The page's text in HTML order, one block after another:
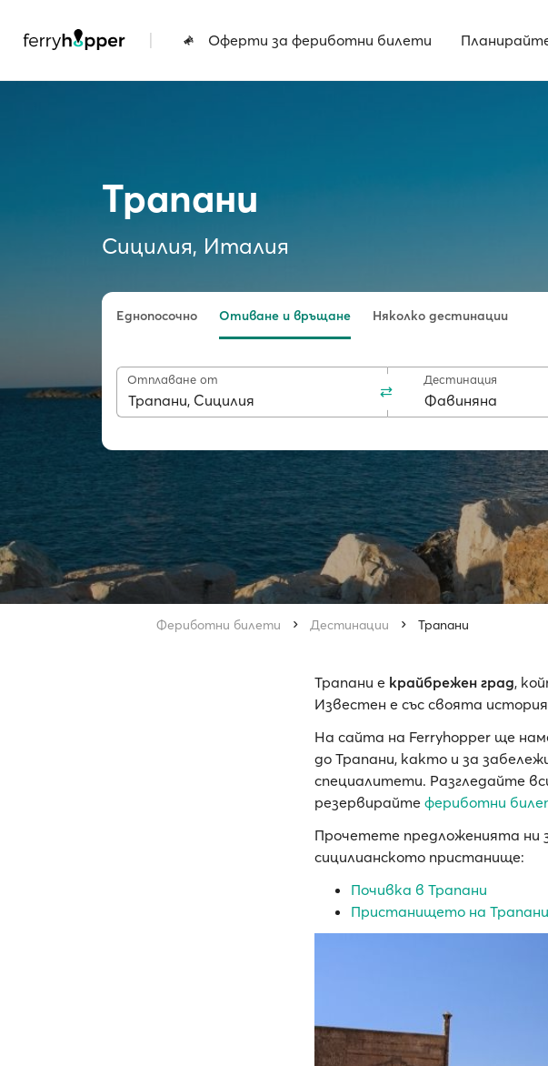
| Оферти за фериботни билети
Трапани
Сицилия, Италия
Еднопосочно Отиване и връщане Няколко дестинации
Отплаване от Дестинация
Фериботни билети Дестинации Трапани
Трапани е крайбрежен град,
Известен е със своята
На сайта на Ferryhopper ще
до Трапани, както и за
специалитети. Разгледайте
резервирайте фериботни
Прочетете предложенията ни
сицилианското пристанище:
Почивка в Трапани
Пристанището на Трапани